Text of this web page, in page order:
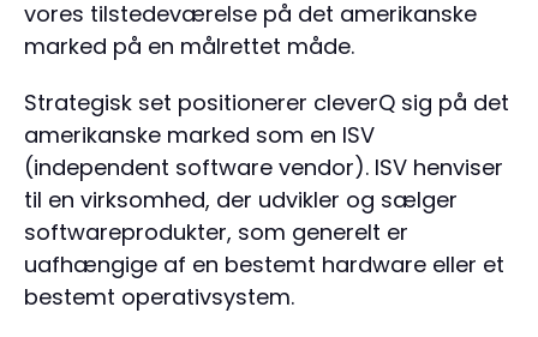
vores tilstedeværelse på det amerikanske
marked på en målrettet måde.
Strategisk set positionerer cleverQ sig på det
amerikanske marked som en ISV
(independent software vendor). ISV henviser
til en virksomhed, der udvikler og sælger
softwareprodukter, som generelt er
uafhængige af en bestemt hardware eller et
bestemt operativsystem.